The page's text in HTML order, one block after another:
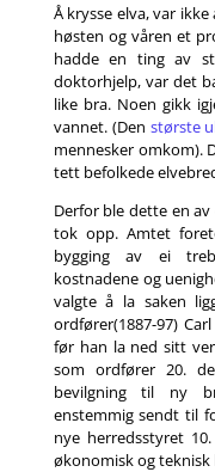
Å krysse elva, var
høsten og våren et
hadde en ting av
doktorhjelp, var det
like bra. Noen gikk
vannet. (Den største
mennesker omkom).
tett befolkede
Derfor ble dette en
tok opp. Amtet
bygging av ei
kostnadene og
valgte å la saken
ordfører(1887-97)
før han la ned sitt
som ordfører 20.
bevilgning til ny
enstemmig sendt til
nye herredsstyret
økonomisk og teknisk